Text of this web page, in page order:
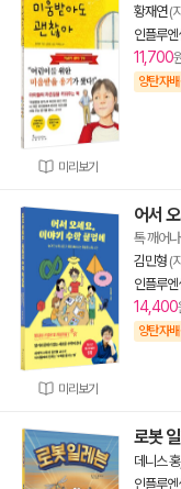
미리보기
황재연(
인플루엔
11,700
양탄자
미리보기
어서
톡 깨어
김민형 (
인플루엔
14,400
양탄자
로봇
데니스 홍,
인플루엔